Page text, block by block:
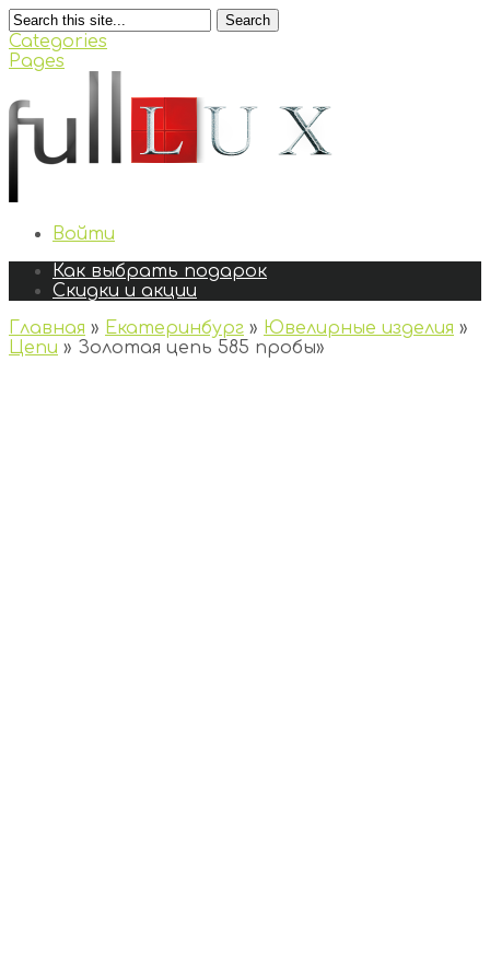
Search
Categories
Pages
Войти
Как выбрать подарок
Скидки и акции
Главная » Екатеринбург » Ювелирные изделия »
Цепи » Золотая цепь 585 пробы»